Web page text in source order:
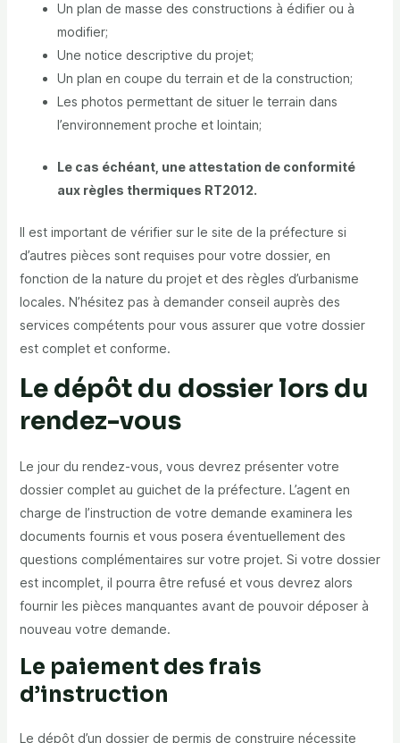
Un plan de masse des constructions à édifier ou à
modifier;
Une notice descriptive du projet;
Un plan en coupe du terrain et de la construction;
Les photos permettant de situer le terrain dans
l’environnement proche et lointain;
Le cas échéant, une attestation de conformité
aux règles thermiques RT2012.
Il est important de vérifier sur le site de la préfecture si
d’autres pièces sont requises pour votre dossier, en
fonction de la nature du projet et des règles d’urbanisme
locales. N’hésitez pas à demander conseil auprès des
services compétents pour vous assurer que votre dossier
est complet et conforme.
Le dépôt du dossier lors du
rendez-vous
Le jour du rendez-vous, vous devrez présenter votre
dossier complet au guichet de la préfecture. L’agent en
charge de l’instruction de votre demande examinera les
documents fournis et vous posera éventuellement des
questions complémentaires sur votre projet. Si votre dossier
est incomplet, il pourra être refusé et vous devrez alors
fournir les pièces manquantes avant de pouvoir déposer à
nouveau votre demande.
Le paiement des frais
d’instruction
Le dépôt d’un dossier de permis de construire nécessite